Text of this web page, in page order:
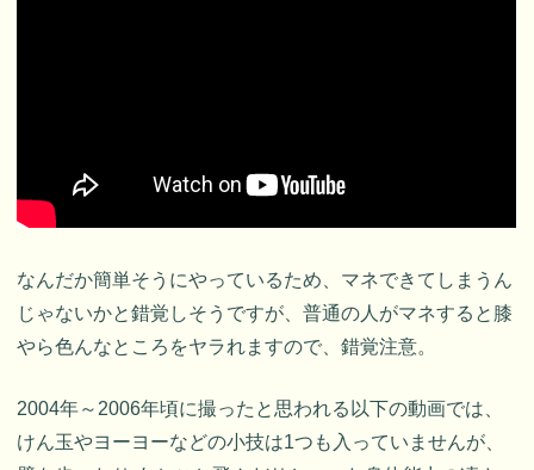
なんだか簡単そうにやっているため、マネできてしまうん
じゃないかと錯覚しそうですが、普通の人がマネすると膝
やら色んなところをヤラれますので、錯覚注意。
2004年～2006年頃に撮ったと思われる以下の動画では、
けん玉やヨーヨーなどの小技は1つも入っていませんが、